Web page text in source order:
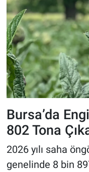
Bursa’da
802 Tona
2026 yılı saha
genelinde 8 bin